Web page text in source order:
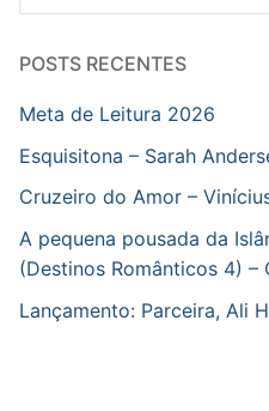
POSTS RECENTES
Meta de Leitura 2026
Esquisitona – Sarah
Cruzeiro do Amor –
A pequena pousada da
(Destinos Românticos 4) –
Lançamento: Parceira, Ali